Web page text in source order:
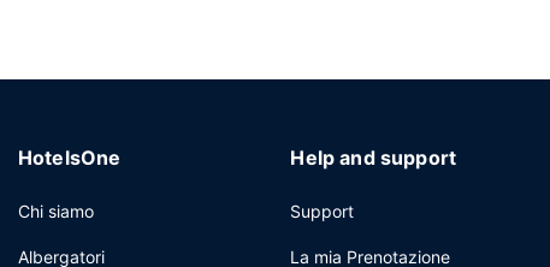
HotelsOne
Chi siamo
Albergatori
Help and support
Support
La mia Prenotazione